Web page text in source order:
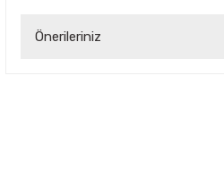
Önerileriniz